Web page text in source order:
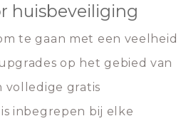
huisbeveiliging
te gaan met een veelheid
op het gebied van
volledige gratis
inbegrepen bij elke